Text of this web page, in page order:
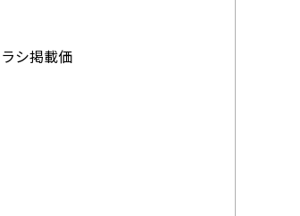
シ掲載価